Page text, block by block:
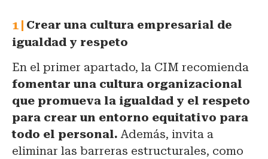
Crear una cultura empresarial de
igualdad y respeto
En el primer apartado, la CIM recomienda
fomentar una cultura organizacional
que promueva la igualdad y el respeto
para crear un entorno equitativo para
todo el personal. Además, invita a
eliminar las barreras estructurales, como